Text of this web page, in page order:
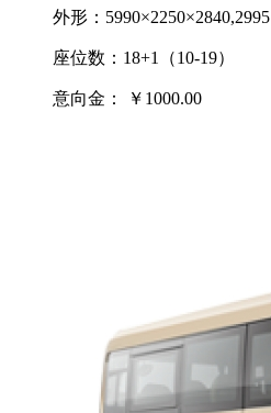
外形：5990×2250×2840,2995
座位数：18+1（10-19）
意向金： ￥1000.00